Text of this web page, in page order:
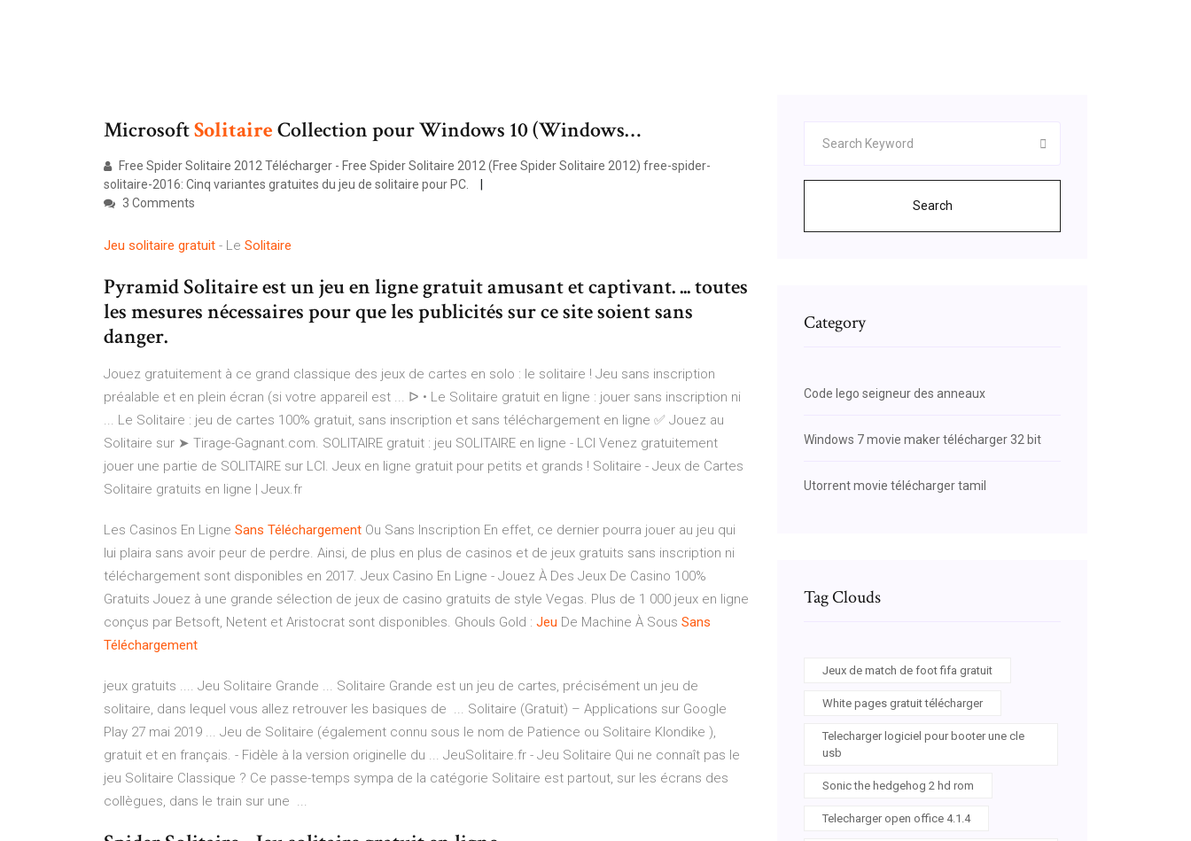
MicrosoftSolitaireCollection pour Windows 10 (Windows…
Free Spider Solitaire 2012 Télécharger - Free Spider Solitaire 2012 (Free Spider Solitaire 2012) free-spider-
solitaire-2016: Cinq variantes gratuites du jeu de solitaire pour PC.
3 Comments
Jeu solitaire gratuit - Le Solitaire
Pyramid Solitaire est un jeu en ligne gratuit amusant et captivant. ... toutes
les mesures nécessaires pour que les publicités sur ce site soient sans
danger.
Jouez gratuitement à ce grand classique des jeux de cartes en solo : le solitaire ! Jeu sans inscription
préalable et en plein écran (si votre appareil est ... ᐅ • Le Solitaire gratuit en ligne : jouer sans inscription ni
... Le Solitaire : jeu de cartes 100% gratuit, sans inscription et sans téléchargement en ligne ✅ Jouez au
Solitaire sur ➤ Tirage-Gagnant.com. SOLITAIRE gratuit : jeu SOLITAIRE en ligne - LCI Venez gratuitement
jouer une partie de SOLITAIRE sur LCI. Jeux en ligne gratuit pour petits et grands ! Solitaire - Jeux de Cartes
Solitaire gratuits en ligne | Jeux.fr
Les Casinos En Ligne Sans Téléchargement Ou Sans Inscription En effet, ce dernier pourra jouer au jeu qui
lui plaira sans avoir peur de perdre. Ainsi, de plus en plus de casinos et de jeux gratuits sans inscription ni
téléchargement sont disponibles en 2017. Jeux Casino En Ligne - Jouez À Des Jeux De Casino 100%
Gratuits Jouez à une grande sélection de jeux de casino gratuits de style Vegas. Plus de 1 000 jeux en ligne
conçus par Betsoft, Netent et Aristocrat sont disponibles. Ghouls Gold : Jeu De Machine À Sous Sans
Téléchargement
jeux gratuits .... Jeu Solitaire Grande ... Solitaire Grande est un jeu de cartes, précisément un jeu de
solitaire, dans lequel vous allez retrouver les basiques de ... Solitaire (Gratuit) – Applications sur Google
Play 27 mai 2019 ... Jeu de Solitaire (également connu sous le nom de Patience ou Solitaire Klondike ),
gratuit et en français. - Fidèle à la version originelle du ... JeuSolitaire.fr - Jeu Solitaire Qui ne connaît pas le
jeu Solitaire Classique ? Ce passe-temps sympa de la catégorie Solitaire est partout, sur les écrans des
collègues, dans le train sur une ...
Search
Category
Code lego seigneur des anneaux
Windows 7 movie maker télécharger 32 bit
Utorrent movie télécharger tamil
Tag Clouds
Jeux de match de foot fifa gratuit
White pages gratuit télécharger
Telecharger logiciel pour booter une cle
usb
Sonic the hedgehog 2 hd rom
Telecharger open office 4.1.4